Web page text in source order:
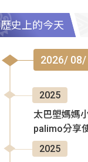
歷史上的今天
2026/ 08/
2025
太巴塱媽媽
palimo分享
2025